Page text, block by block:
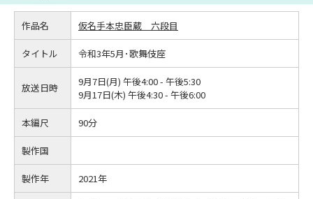
作品名 仮名手本忠臣蔵 六段目
タイトル 令和3年5月･歌舞伎座
放送日時
9月7日(月) 午後4:00 - 午後5:30
9月17日(木) 午後4:30 - 午後6:00
本編尺 90分
製作国
製作年 2021年